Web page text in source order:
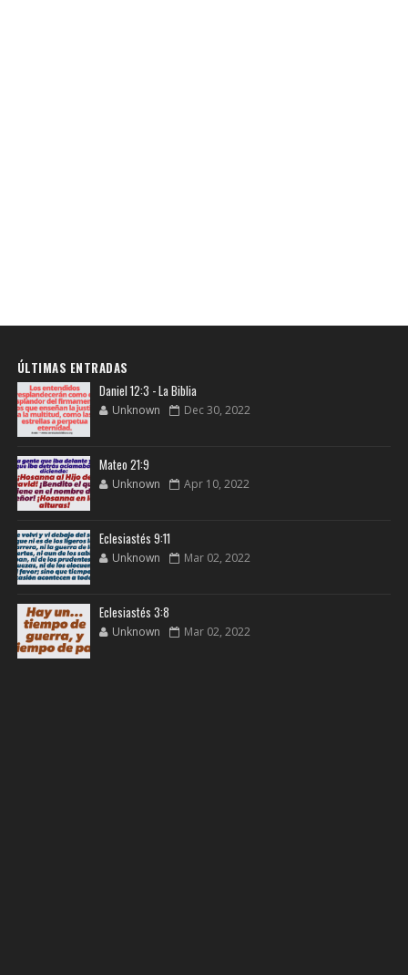
ÚLTIMAS ENTRADAS
Daniel 12:3 - La Biblia
Unknown Dec 30, 2022
Mateo 21:9
Unknown Apr 10, 2022
Eclesiastés 9:11
Unknown Mar 02, 2022
Eclesiastés 3:8
Unknown Mar 02, 2022